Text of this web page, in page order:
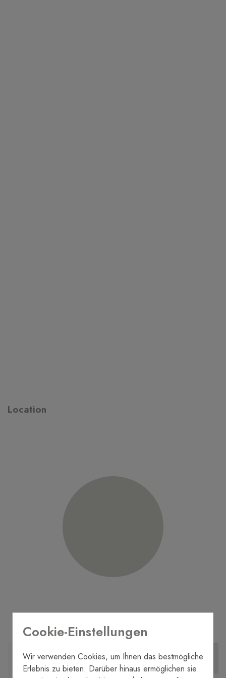
MORE INFORMATION WE CALL YOU
Location
Cookie-Einstellungen
Wir verwenden Cookies, um Ihnen das bestmögliche
Erlebnis zu bieten. Darüber hinaus ermöglichen sie